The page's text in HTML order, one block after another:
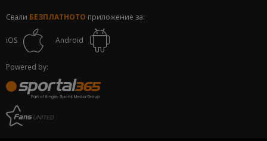
Свали БЕЗПЛАТНОТО приложение за:
iOS Android
Powered by: